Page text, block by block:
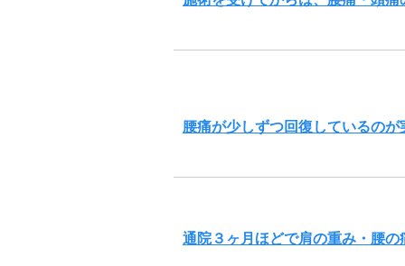
腰痛が少しずつ回復しているのが
通院３ヶ月ほどで肩の重み・腰